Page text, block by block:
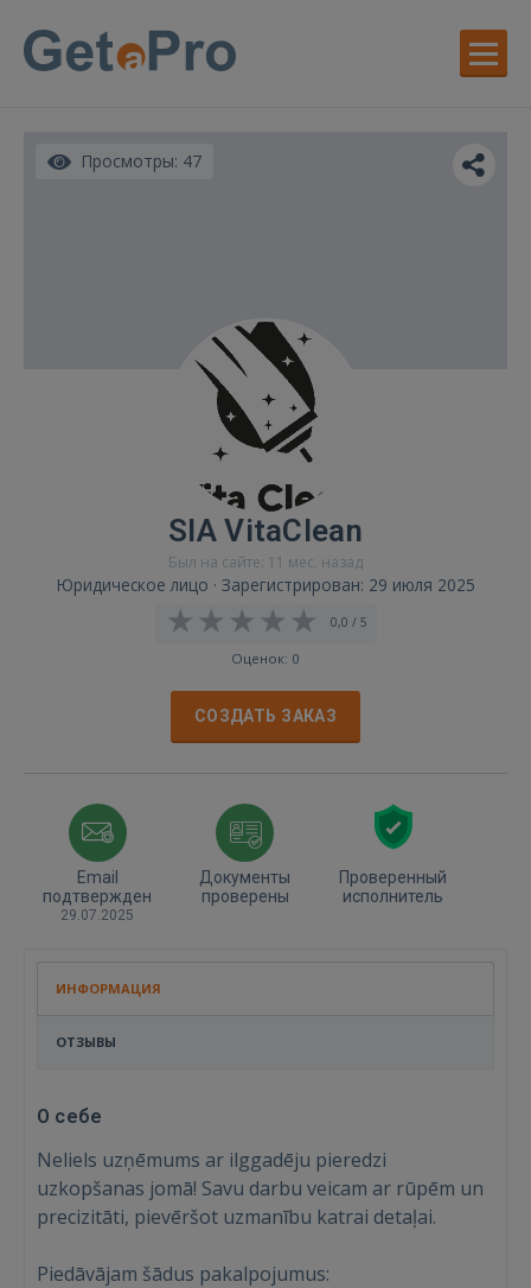
Просмотры: 47
SIA VitaClean
Был на сайте: 11 мес. назад
Юридическое лицо · Зарегистрирован: 29 июля 2025
0,0 / 5
Оценок: 0
СОЗДАТЬ ЗАКАЗ
Email
подтвержден
29.07.2025
Документы
проверены
Проверенный
исполнитель
ИНФОРМАЦИЯ
ОТЗЫВЫ
О себе
Neliels uzņēmums ar ilggadēju pieredzi
uzkopšanas jomā! Savu darbu veicam ar rūpēm un
precizitāti, pievēršot uzmanību katrai detaļai.
Piedāvājam šādus pakalpojumus: